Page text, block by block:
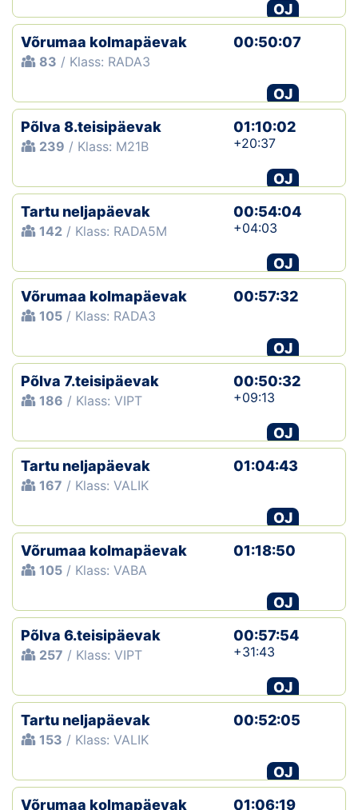
OJ
Võrumaa kolmapäevak
83 / Klass: RADA3
00:50:07
OJ
Põlva 8.teisipäevak
239 / Klass: M21B
01:10:02
+20:37
OJ
Tartu neljapäevak
142 / Klass: RADA5M
00:54:04
+04:03
OJ
Võrumaa kolmapäevak
105 / Klass: RADA3
00:57:32
OJ
Põlva 7.teisipäevak
186 / Klass: VIPT
00:50:32
+09:13
OJ
Tartu neljapäevak
167 / Klass: VALIK
01:04:43
OJ
Võrumaa kolmapäevak
105 / Klass: VABA
01:18:50
OJ
Põlva 6.teisipäevak
257 / Klass: VIPT
00:57:54
+31:43
OJ
Tartu neljapäevak
153 / Klass: VALIK
00:52:05
OJ
Võrumaa kolmapäevak
01:06:19